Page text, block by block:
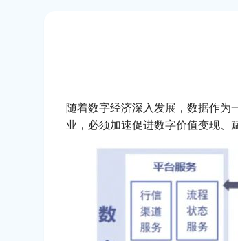
随着数字经济深入发展，数据作为
业，必须加速促进数字价值变现、